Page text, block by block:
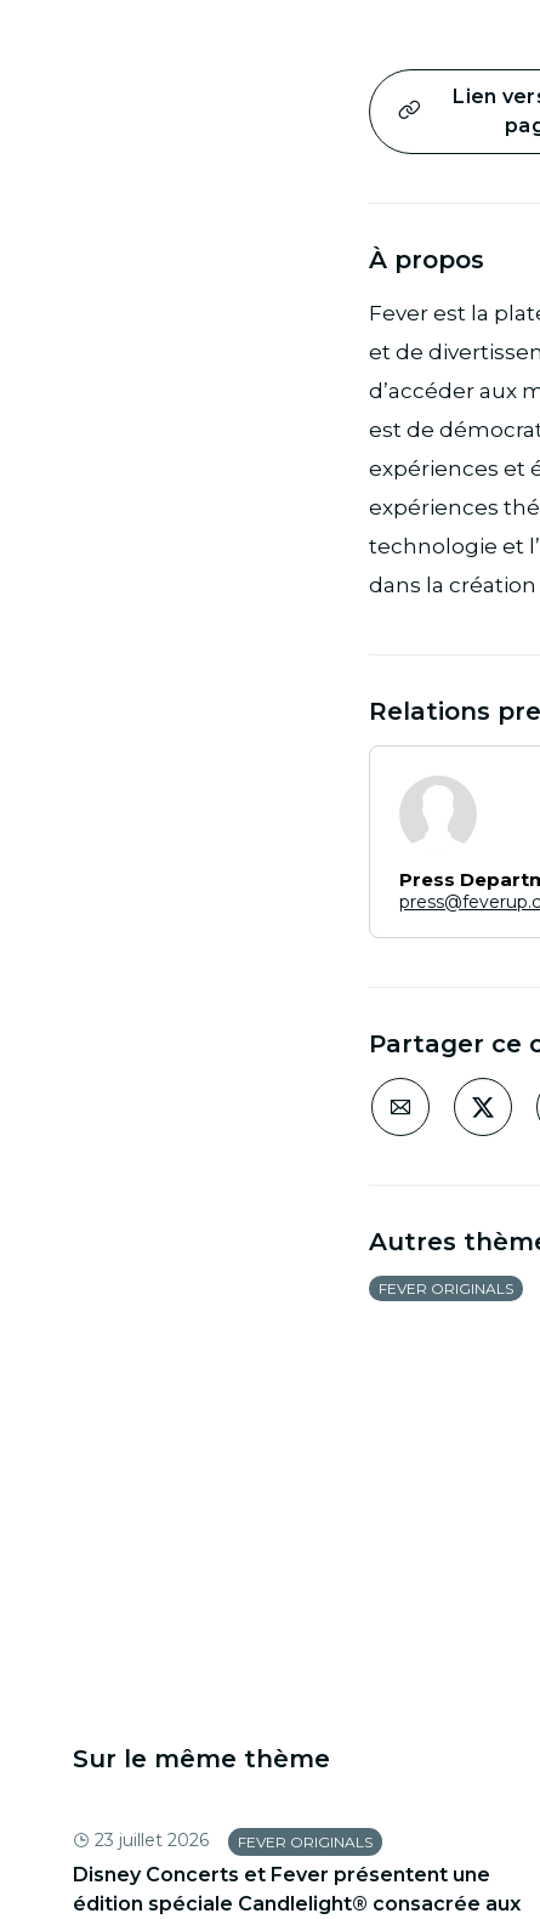
Lien
À propos
Fever est la
et de
d’accéder aux
est de
expériences et
expériences
technologie et
dans la
Relations
Press
Partager ce
Autres
FEVER ORIGINALS
Sur le même thème
23 juillet 2026 FEVER ORIGINALS
Disney Concerts et Fever présentent une
édition spéciale Candlelight® consacrée aux